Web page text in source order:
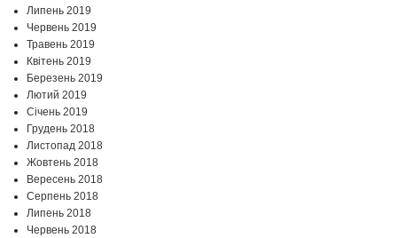
Липень 2019
Червень 2019
Травень 2019
Квітень 2019
Березень 2019
Лютий 2019
Січень 2019
Грудень 2018
Листопад 2018
Жовтень 2018
Вересень 2018
Серпень 2018
Липень 2018
Червень 2018